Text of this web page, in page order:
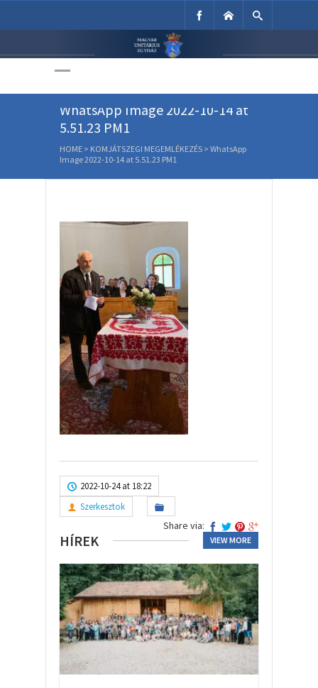
Unitárius Egyház
WhatsApp Image 2022-10-14 at
5.51.23 PM1
HOME > KOMJÁTSZEGI MEGEMLÉKEZÉS > WhatsApp
Image 2022-10-14 at 5.51.23 PM1
2022-10-24 at 18:22
Szerkesztok
Share via:
HÍREK VIEW MORE